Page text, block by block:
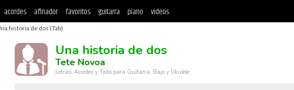
acordes afinador favoritos guitarra piano videos
historia de dos (Tab)
Una historia de dos
Tete Novoa
Letras, Acordes y Tabs para Guitarra, Bajo y Ukulele